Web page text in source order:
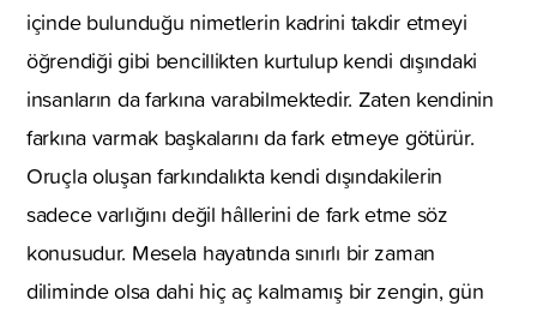
içinde bulunduğu nimetlerin kadrini takdir etmeyi
öğrendiği gibi bencillikten kurtulup kendi dışındaki
insanların da farkına varabilmektedir. Zaten kendinin
farkına varmak başkalarını da fark etmeye götürür.
Oruçla oluşan farkındalıkta kendi dışındakilerin
sadece varlığını değil hâllerini de fark etme söz
konusudur. Mesela hayatında sınırlı bir zaman
diliminde olsa dahi hiç aç kalmamış bir zengin, gün